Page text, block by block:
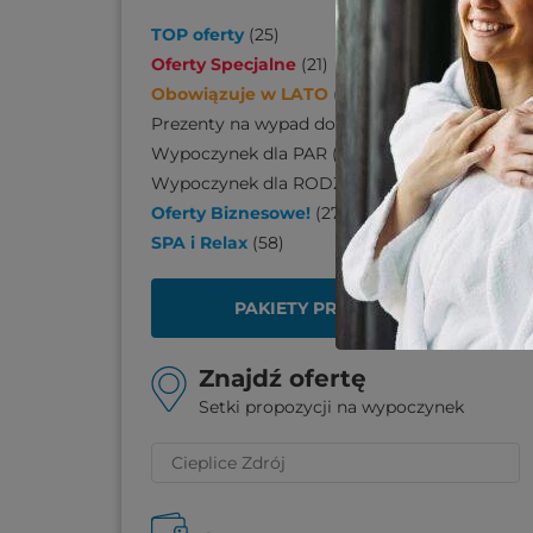
TOP oferty (25)
Oferty Specjalne (21)
Obowiązuje w LATO (
Prezenty na wypad do SPA
110)
Wypoczynek dla PAR (
Wypoczynek dla RODZINY
139)
Oferty Biznesowe! (27
SPA i Relax (58)
PAKIETY PREZENTOWE
Znajdź ofertę
Setki propozycji na wypoczynek